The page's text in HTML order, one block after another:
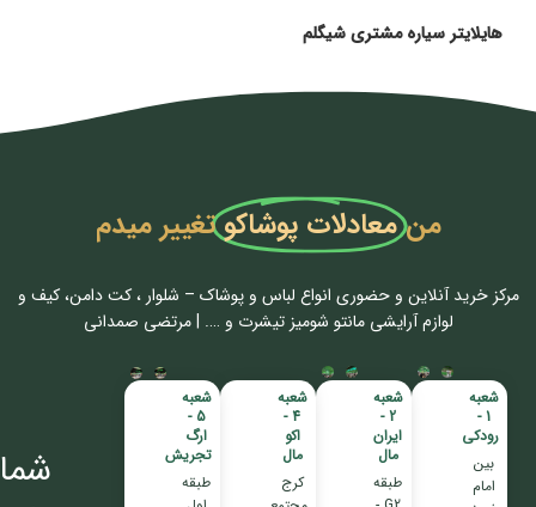
هایلایتر سیاره مشتری شیگلم
منمعادلات پوشاکوتغییر میدم
مرکز خرید آنلاین و حضوری انواع لباس‌ و پوشاک – شلوار ، کت دامن، کیف و
لوازم آرایشی مانتو شومیز تیشرت و …. | مرتضی صمدانی
شعبه
1 -
رودکی
بین
امام
شعبه
2 -
ایران
مال
طبقه
شعبه
4 -
اکو
مال
کرج
شعبه
5 -
ارگ
تجریش
طبقه